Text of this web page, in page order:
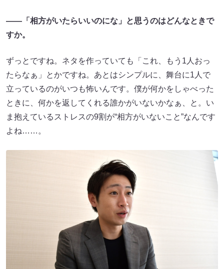
——「相方がいたらいいのにな」と思うのはどんなときで
すか。
ずっとですね。ネタを作っていても「これ、もう1人おっ
たらなぁ」とかですね。あとはシンプルに、舞台に1人で
立っているのがいつも怖いんです。僕が何かをしゃべった
ときに、何かを返してくれる誰かがいないかなぁ、と。い
ま抱えているストレスの9割が“相方がいないこと”なんです
よね……。